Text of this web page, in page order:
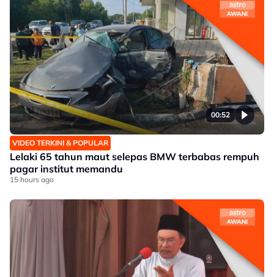
00:52
VIDEO TERKINI & POPULAR
Lelaki 65 tahun maut selepas BMW terbabas rempuh
pagar institut memandu
15 hours ago